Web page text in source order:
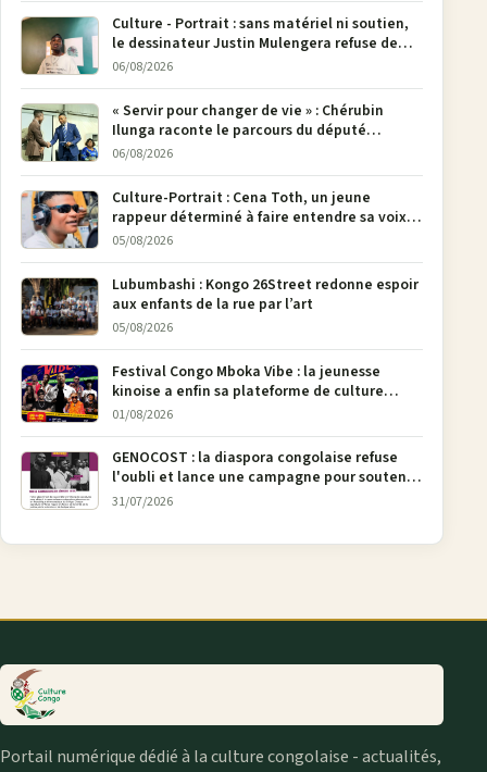
Culture - Portrait : sans matériel ni soutien,
le dessinateur Justin Mulengera refuse de
poser son crayon
06/08/2026
« Servir pour changer de vie » : Chérubin
Ilunga raconte le parcours du député
national Jethro Muyombi Tshimbu en 137
06/08/2026
Culture-Portrait : Cena Toth, un jeune
rappeur déterminé à faire entendre sa voix à
Bunia
05/08/2026
Lubumbashi : Kongo 26Street redonne espoir
aux enfants de la rue par l’art
05/08/2026
Festival Congo Mboka Vibe : la jeunesse
kinoise a enfin sa plateforme de culture
urbaine
01/08/2026
GENOCOST : la diaspora congolaise refuse
l'oubli et lance une campagne pour soutenir
la pétition FONAREV depuis Bruxelles
31/07/2026
Portail numérique dédié à la culture congolaise - actualités,